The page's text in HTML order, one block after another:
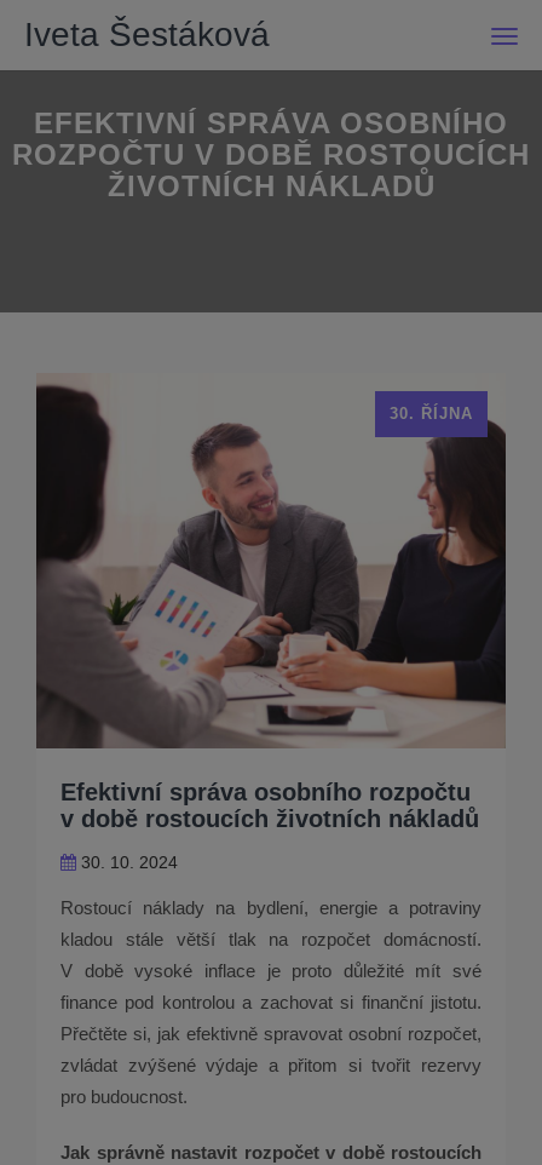
Iveta Šestáková
EFEKTIVNÍ SPRÁVA OSOBNÍHO
ROZPOČTU V DOBĚ ROSTOUCÍCH
ŽIVOTNÍCH NÁKLADŮ
Efektivní správa osobního rozpočtu
v době rostoucích životních nákladů
30. 10. 2024
30. ŘÍJNA
Rostoucí náklady na bydlení, energie a potraviny
kladou stále větší tlak na rozpočet domácností.
V době vysoké inflace je proto důležité mít své
finance pod kontrolou a zachovat si finanční jistotu.
Přečtěte si, jak efektivně spravovat osobní rozpočet,
zvládat zvýšené výdaje a přitom si tvořit rezervy
pro budoucnost.
Jak správně nastavit rozpočet v době rostoucích